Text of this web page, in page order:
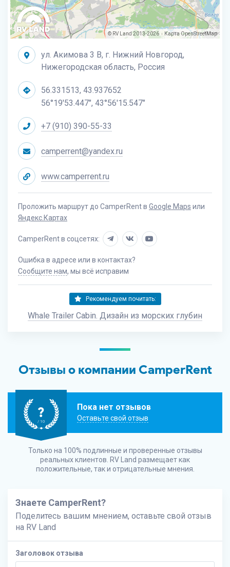
© RV Land 2013-2026 | КартаOpenStreetMap
ул. Акимова 3 В, г. Нижний Новгород,
Нижегородская область, Россия
56.331513, 43.937652
56°19'53.447", 43°56'15.547"
+7 (910) 390-55-33
camperrent@yandex.ru
www.camperrent.ru
Проложить маршрут до CamperRent в Google Maps или
Яндекс.Картах
CamperRent в соцсетях:
Ошибка в адресе или в контактах?
Сообщите нам, мы всё исправим
Рекомендуем почитать:
Whale Trailer Cabin. Дизайн из морских глубин
Отзывы о компании CamperRent
?
/ 10
Пока нет отзывов
Оставьте свой отзыв
Только на 100% подлинные и проверенные отзывы
реальных клиентов. RV Land размещает как
положительные, так и отрицательные мнения.
Знаете CamperRent?
Поделитесь вашим мнением, оставьте свой отзыв
на RV Land
Заголовок отзыва